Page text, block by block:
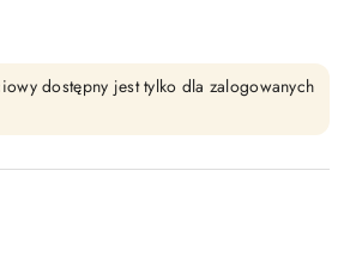
dostępny jest tylko dla zalogowanych